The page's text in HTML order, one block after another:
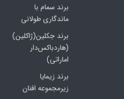
برند سمام با
ماندگاری طولانی
برند جکلین(ژاکلین)
(هاردباکس‌دار
اماراتی)
برند زیمایا
زیرمجموعه افنان